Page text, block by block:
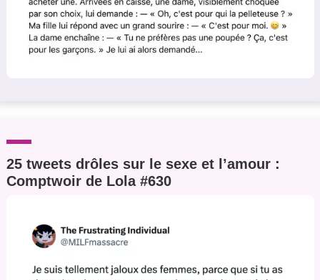
25 tweets drôles sur le sexe et l’amour :
Comptwoir de Lola #630